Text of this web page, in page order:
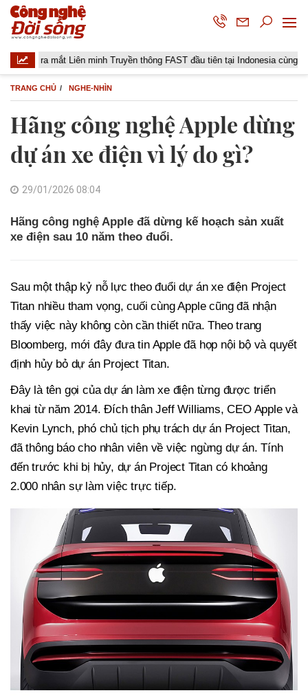
mắt Liên minh Truyền thông FAST đầu tiên tại Indonesia cùng các đài
TRANG CHỦ NGHE-NHÌN
Hãng công nghệ Apple dừng
dự án xe điện vì lý do gì?
29/01/2026 08:04
Hãng công nghệ Apple đã dừng kế hoạch sản xuất
xe điện sau 10 năm theo đuổi.
Sau một thập kỷ nỗ lực theo đuổi dự án xe điện Project
Titan nhiều tham vọng, cuối cùng Apple cũng đã nhận
thấy việc này không còn cần thiết nữa. Theo trang
Bloomberg, mới đây đưa tin Apple đã họp nội bộ và quyết
định hủy bỏ dự án Project Titan.
Đây là tên gọi của dự án làm xe điện từng được triển
khai từ năm 2014. Đích thân Jeff Williams, CEO Apple và
Kevin Lynch, phó chủ tịch phụ trách dự án Project Titan,
đã thông báo cho nhân viên về việc ngừng dự án. Tính
đến trước khi bị hủy, dự án Project Titan có khoảng
2.000 nhân sự làm việc trực tiếp.